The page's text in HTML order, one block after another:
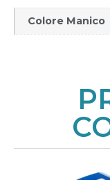
Colore Manico